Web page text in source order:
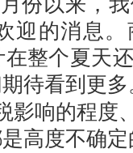
份以来，
迎的消息
整个夏天
待看到更多
响的程度
高度不确